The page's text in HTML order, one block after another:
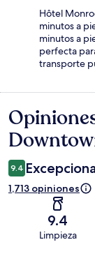
Hôtel
minutos a
minutos a
perfecta
transporte
Opiniones
9.4
1,713 opiniones
9.4
Limpieza